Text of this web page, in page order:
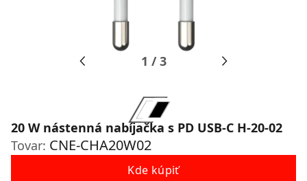
1 /3
20 W nástenná nabíjačka s PD USB-C H-20-02
Tovar: CNE-CHA20W02
Kde kúpiť